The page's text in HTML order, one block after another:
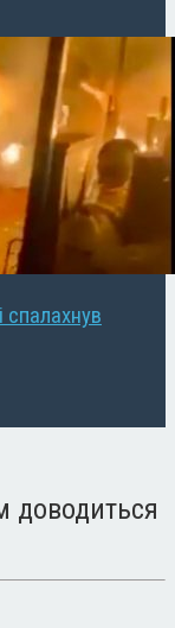
спалахнув
доводиться